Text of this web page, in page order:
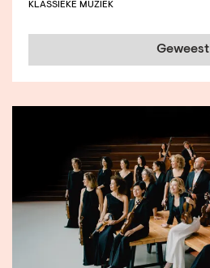
KLASSIEKE MUZIEK
Geweest